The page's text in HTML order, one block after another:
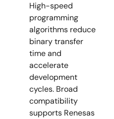
High-speed
programming
algorithms reduce
binary transfer
time and
accelerate
development
cycles. Broad
compatibility
supports Renesas